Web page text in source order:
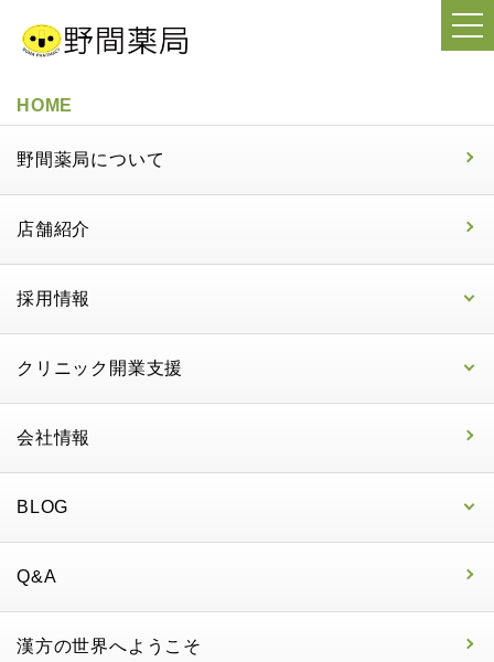
HOME
野間薬局について
店舗紹介
採用情報
クリニック開業支援
会社情報
BLOG
Q&A
漢方の世界へようこそ